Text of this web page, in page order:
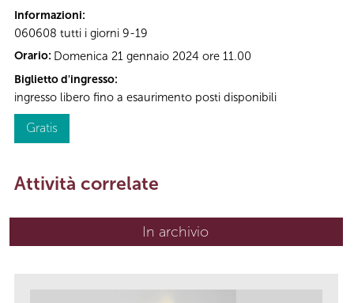
Informazioni:
060608 tutti i giorni 9-19
Orario: Domenica 21 gennaio 2024 ore 11.00
Biglietto d'ingresso:
ingresso libero fino a esaurimento posti disponibili
Gratis
Attività correlate
In archivio